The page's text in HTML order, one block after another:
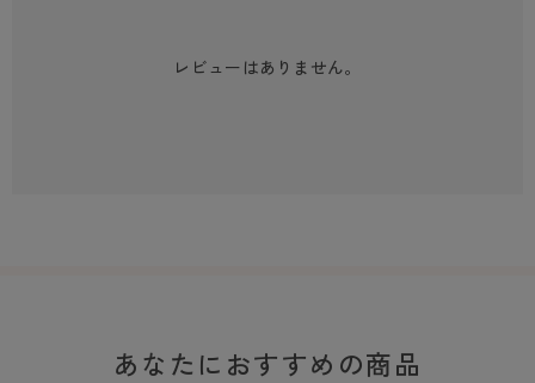
レビューはありません。
あなたにおすすめの商品